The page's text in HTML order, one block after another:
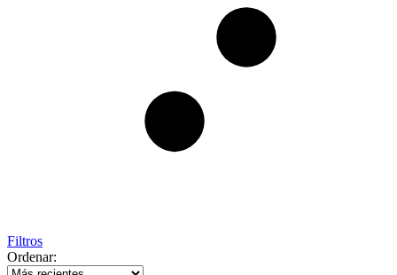
Filtros
Ordenar: